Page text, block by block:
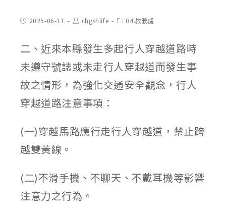
Post2025-06-11
Post
author:
chgshlife
Post04.教務處
二、近來本縣發生多起行人穿越道路時
未遵守號誌或未走行人穿越道而發生事
故之情形，為強化交通安全觀念，行人
穿越道路注意事項：
(一)穿越馬路應行走行人穿越道，禁止跨
越雙黃線。
(二)不滑手機、不聊天、不戴耳機等影響
注意力之行為。